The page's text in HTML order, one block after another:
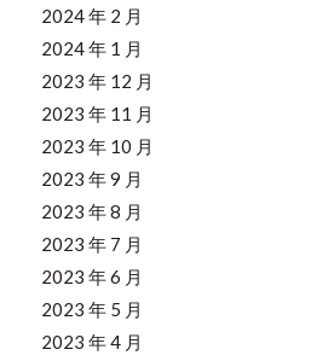
2024 年 2 月
2024 年 1 月
2023 年 12 月
2023 年 11 月
2023 年 10 月
2023 年 9 月
2023 年 8 月
2023 年 7 月
2023 年 6 月
2023 年 5 月
2023 年 4 月